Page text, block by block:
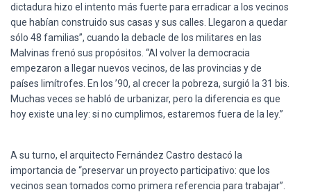
dictadura hizo el intento más fuerte para erradicar a los vecinos
que habían construido sus casas y sus calles. Llegaron a quedar
sólo 48 familias”, cuando la debacle de los militares en las
Malvinas frenó sus propósitos. “Al volver la democracia
empezaron a llegar nuevos vecinos, de las provincias y de
países limítrofes. En los ’90, al crecer la pobreza, surgió la 31 bis.
Muchas veces se habló de urbanizar, pero la diferencia es que
hoy existe una ley: si no cumplimos, estaremos fuera de la ley.”
A su turno, el arquitecto Fernández Castro destacó la
importancia de “preservar un proyecto participativo: que los
vecinos sean tomados como primera referencia para trabajar”.